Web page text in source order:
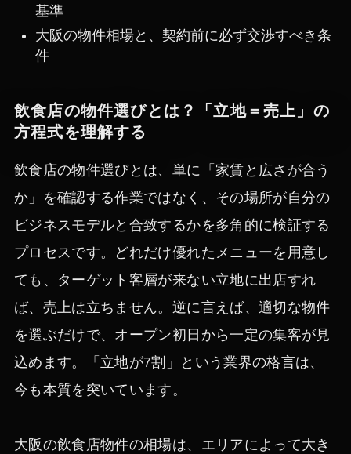
基準
大阪の物件相場と、契約前に必ず交渉すべき条
件
飲食店の物件選びとは？「立地＝売上」の
方程式を理解する
飲食店の物件選びとは、単に「家賃と広さが合う
か」を確認する作業ではなく、その場所が自分の
ビジネスモデルと合致するかを多角的に検証する
プロセスです。どれだけ優れたメニューを用意し
ても、ターゲット客層が来ない立地に出店すれ
ば、売上は立ちません。逆に言えば、適切な物件
を選ぶだけで、オープン初日から一定の集客が見
込めます。「立地が7割」という業界の格言は、
今も本質を突いています。
大阪の飲食店物件の相場は、エリアによって大き